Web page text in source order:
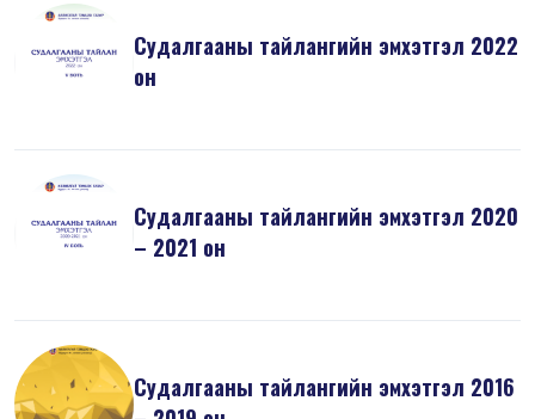
Судалгааны тайлангийн эмхэтгэл 2022
он
Судалгааны тайлангийн эмхэтгэл 2020
– 2021 он
Судалгааны тайлангийн эмхэтгэл 2016